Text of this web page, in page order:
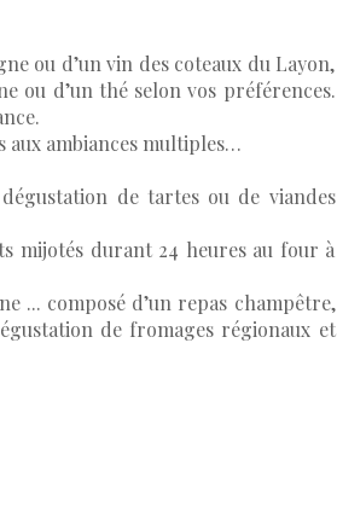
ou d’un vin des coteaux du Layon,
ou d’un thé selon vos préférences.
aux ambiances multiples…
de tartes ou de viandes
mijotés durant 24 heures au four à
... composé d’un repas champêtre,
de fromages régionaux et